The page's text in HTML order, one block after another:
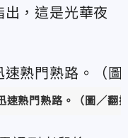
，這是光華夜
速熟門熟路。（圖／翻